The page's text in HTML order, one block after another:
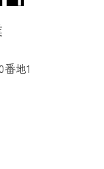
地1